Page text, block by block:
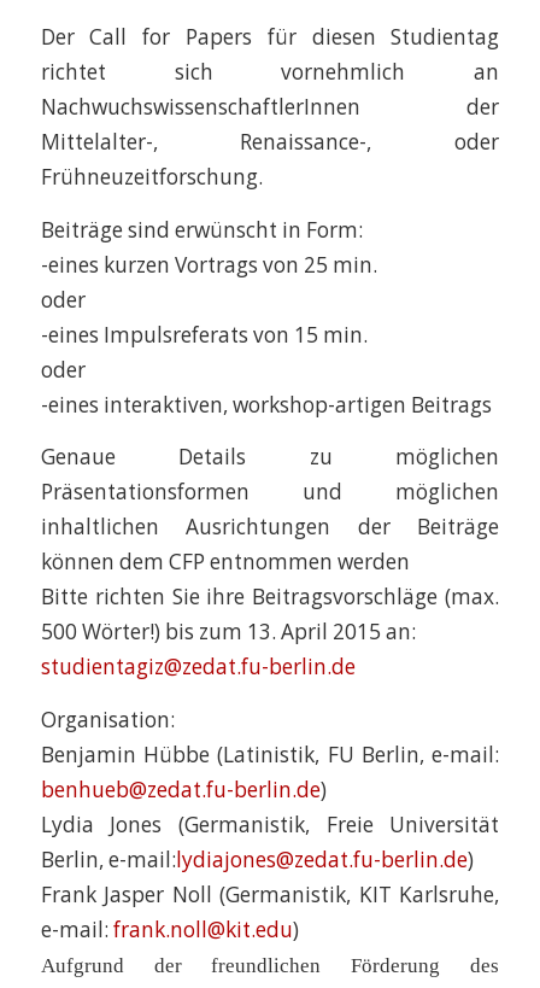
Der Call for Papers für diesen Studientag
richtet sich vornehmlich an
NachwuchswissenschaftlerInnen der
Mittelalter-, Renaissance-, oder
Frühneuzeitforschung.
Beiträge sind erwünscht in Form:
-eines kurzen Vortrags von 25 min.
oder
-eines Impulsreferats von 15 min.
oder
-eines interaktiven, workshop-artigen Beitrags
Genaue Details zu möglichen
Präsentationsformen und möglichen
inhaltlichen Ausrichtungen der Beiträge
können dem CFP entnommen werden
Bitte richten Sie ihre Beitragsvorschläge (max.
500 Wörter!) bis zum 13. April 2015 an:
studientagiz@zedat.fu-berlin.de
Organisation:
Benjamin Hübbe (Latinistik, FU Berlin, e-mail:
benhueb@zedat.fu-berlin.de)
Lydia Jones (Germanistik, Freie Universität
Berlin, e-mail:lydiajones@zedat.fu-berlin.de)
Frank Jasper Noll (Germanistik, KIT Karlsruhe,
e-mail: frank.noll@kit.edu)
Aufgrund der freundlichen Förderung des